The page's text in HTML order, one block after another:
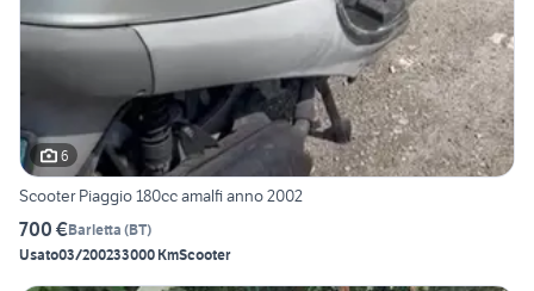
6
Scooter Piaggio 180cc amalfi anno 2002
700 €Barletta (BT)
Usato03/200233000 KmScooter